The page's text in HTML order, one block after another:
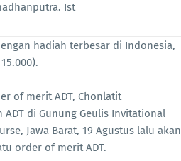
Ist
hadiah terbesar di Indonesia,
of merit ADT, Chonlatit
di Gunung Geulis Invitational
Jawa Barat, 19 Agustus lalu akan
order of merit ADT.